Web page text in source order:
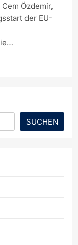
Özdemir,
der EU-
SUCHEN